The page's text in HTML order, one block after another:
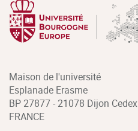
Maison de l'université
Esplanade Erasme
BP 27877 - 21078 Dijon Cedex
FRANCE